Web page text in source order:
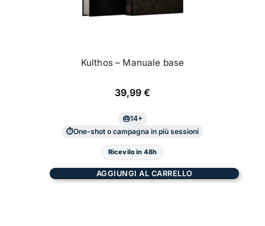
Kulthos – Manuale base
39,99 €
14+
One-shot o campagna in più sessioni
Ricevilo in 48h
AGGIUNGI AL CARRELLO